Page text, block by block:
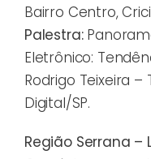
Bairro Centro,
Palestra:
Eletrônico:
Rodrigo Teixeira –
Digital/SP.
Região Serrana –